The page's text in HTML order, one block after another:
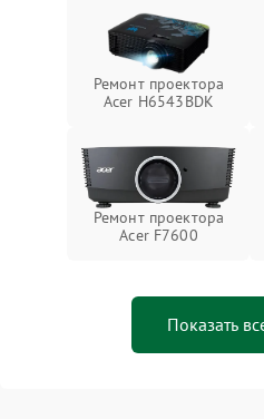
Ремонт проектора
Acer H6543BDK
Ремонт проектора
Acer F7600
Показать